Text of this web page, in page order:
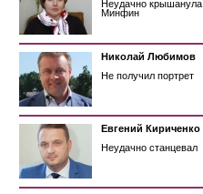
Неудачно крышанула
Минфин
Николай Любимов
Не получил портрет
Евгений Кириченко
Неудачно станцевал